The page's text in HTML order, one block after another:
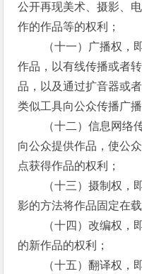
公开再现美术、摄影、
作的作品等的权利；
（十一）广播权，即
作品，以有线传播或者
品，以及通过扩音器或
类似工具向公众传播广
（十二）信息网络传
向公众提供作品，使公
点获得作品的权利；
（十三）摄制权，即
影的方法将作品固定在
（十四）改编权，即
的新作品的权利；
（十五）翻译权，即